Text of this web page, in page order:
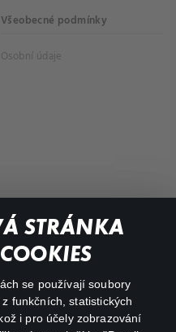
STRÁNKA
se používají soubory
funkčních, statistických
i pro účely zobrazování
Všeobecné podmínky
Osobní údaje